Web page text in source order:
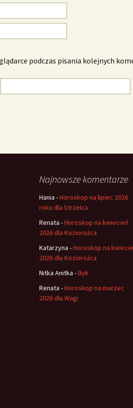
podczas pisania kolejnych
Najnowsze komentarze
Hania -Horoskop na lipiec 2026
roku dla Strzelca
Renata -Horoskop na kwiecień
2026 dla Koziorożca
Katarzyna -Horoskop na
2026 dla Koziorożca
Nitka Anitka -Byk
Renata -Horoskop na marzec
2026 dla Wagi